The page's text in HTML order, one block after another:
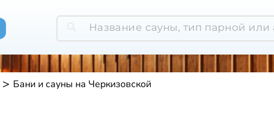
Бани и сауны на Черкизовской